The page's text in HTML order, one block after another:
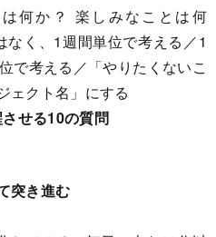
何か？ 楽しみなことは何
く、1週間単位で考える／1
で考える／「やりたくないこ
ェクト名」にする
させる10の質問
突き進む